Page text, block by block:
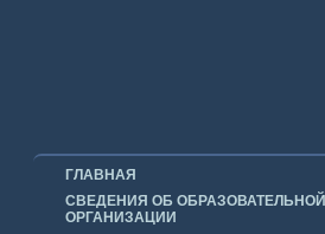
ГЛАВНАЯ
СВЕДЕНИЯ ОБ ОБРАЗОВАТЕЛЬНОЙ
ОРГАНИЗАЦИИ